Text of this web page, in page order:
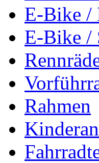
E-Bike /
E-Bike /
Rahmen